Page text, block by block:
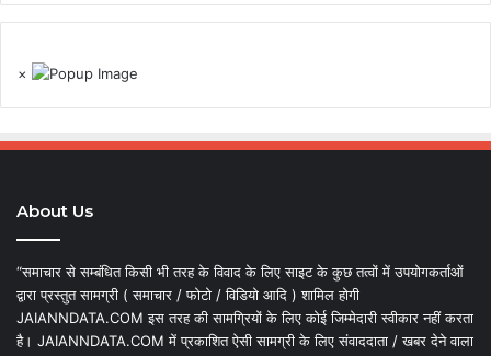
×
About Us
“समाचार से सम्बंधित किसी भी तरह के विवाद के लिए साइट के कुछ तत्वों में उपयोगकर्ताओं
द्वारा प्रस्तुत सामग्री ( समाचार / फोटो / विडियो आदि ) शामिल होगी
JAIANNDATA.COM इस तरह की सामग्रियों के लिए कोई जिम्मेदारी स्वीकार नहीं करता
है। JAIANNDATA.COM में प्रकाशित ऐसी सामग्री के लिए संवाददाता / खबर देने वाला